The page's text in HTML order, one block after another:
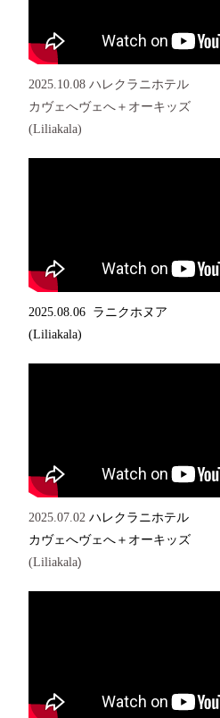
2025.10.08 ハレクラニホテル
カヴェへヴェへ＋オーキッズ
(Liliakala)
2025.08.06 ラニクホヌア
(Liliakala)
2025.07.02ハレクラニホテル
カヴェへヴェへ＋オーキッズ
(Liliakala)